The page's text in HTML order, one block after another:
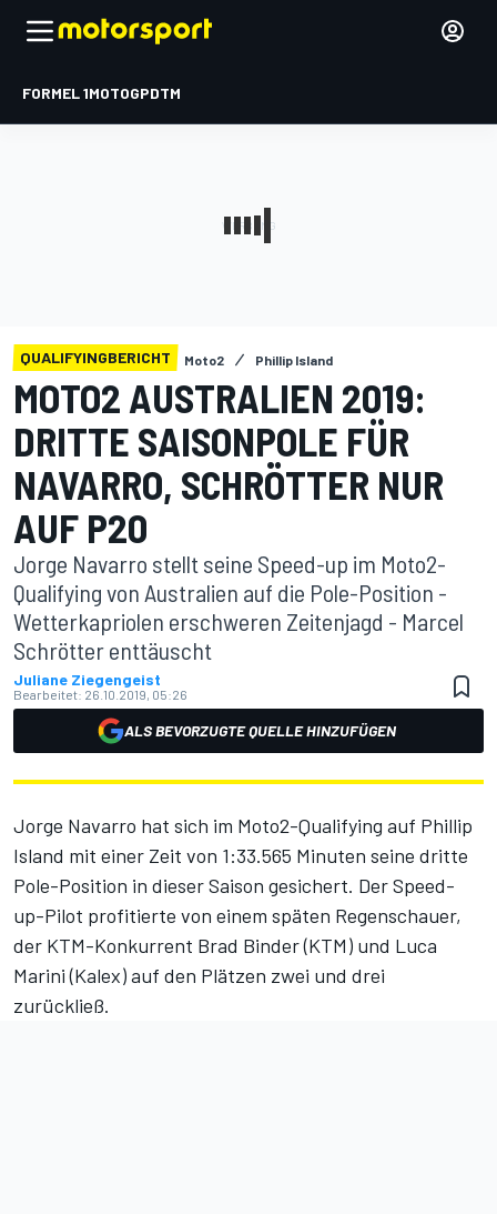
FORMEL 1MOTOGPDTM
QUALIFYINGBERICHT Moto2 Phillip Island
MOTO2 AUSTRALIEN 2019:
DRITTE SAISONPOLE FÜR
NAVARRO, SCHRÖTTER NUR
AUF P20
Jorge Navarro stellt seine Speed-up im Moto2-
Qualifying von Australien auf die Pole-Position -
Wetterkapriolen erschweren Zeitenjagd - Marcel
Schrötter enttäuscht
Juliane Ziegengeist
Bearbeitet: 26.10.2019, 05:26
ALS BEVORZUGTE QUELLE HINZUFÜGEN
Jorge Navarro hat sich im Moto2-Qualifying auf Phillip
Island mit einer Zeit von 1:33.565 Minuten seine dritte
Pole-Position in dieser Saison gesichert. Der Speed-
up-Pilot profitierte von einem späten Regenschauer,
der KTM-Konkurrent Brad Binder (KTM) und Luca
Marini (Kalex) auf den Plätzen zwei und drei
zurückließ.